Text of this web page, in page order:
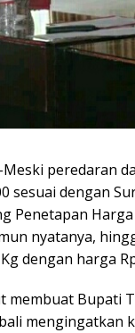
peredaran
sesuai dengan
Penetapan
nyatanya,
dengan harga
membuat Bupati
mengingatkan